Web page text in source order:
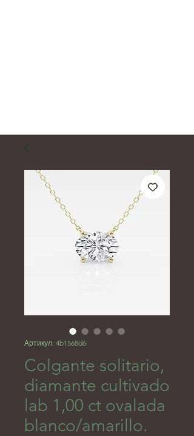
Артикул: 4b1568d6
Colgante solitario,
diamante cultivado
lab 1,00 ct ovalada
blanco/amarillo.